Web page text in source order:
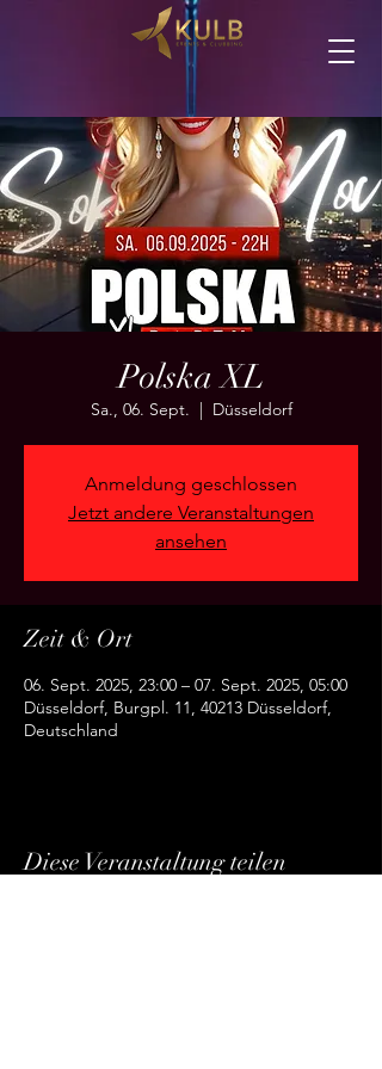
Polska XL
Sa., 06. Sept.
  |
Düsseldorf
Anmeldung geschlossen
Jetzt andere Veranstaltungen
ansehen
Zeit & Ort
06. Sept. 2025, 23:00 – 07. Sept. 2025, 05:00
Düsseldorf, Burgpl. 11, 40213 Düsseldorf,
Deutschland
Diese Veranstaltung teilen